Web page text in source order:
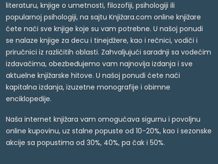
literaturu, knjige o umetnosti, filozofiji, psihologiji ili
popularnoj psihologiji, na sajtu Knjižara.com online knjižare
ćete naći sve knjige koje su vam potrebne. U našoj ponudi
se nalaze knjige za decu i tinejdžere, kao i rečnici, vodiči i
priručnici iz različitih oblasti. Zahvaljujući saradnji sa vodećim
izdavačima, obezbeđujemo vam najnovija izdanja i sve
aktuelne knjižarske hitove. U našoj ponudi ćete naći
kapitalna izdanja, izuzetne monografije i obimne
enciklopedije.
Naša internet knjižara vam omogućava sigurnu i povoljnu
online kupovinu, uz stalne popuste od 10-20%, kao i sezonske
akcije sa popustima od 30%, 40%, pa čak i 50%.